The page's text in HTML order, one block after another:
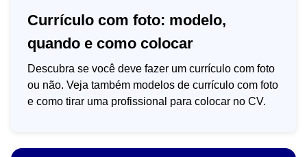
Currículo com foto: modelo,
quando e como colocar
Descubra se você deve fazer um currículo com foto
ou não. Veja também modelos de currículo com foto
e como tirar uma profissional para colocar no CV.